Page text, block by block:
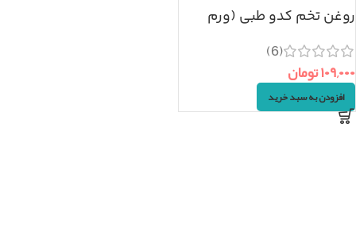
روغن تخم کدو طبی (ورم
(6)
۱۰۹,۰۰۰تومان
افزودن به سبد خرید